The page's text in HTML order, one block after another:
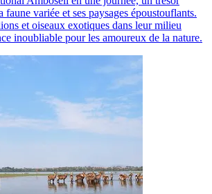
faune variée et ses paysages époustouflants.
et oiseaux exotiques dans leur milieu
inoubliable pour les amoureux de la nature.